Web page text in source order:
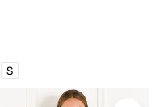
S